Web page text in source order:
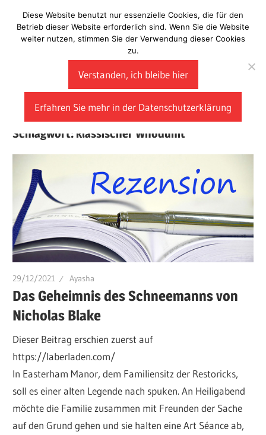
Inhalt
springen
Laberladen
Schlagwort: klassischer Whodunit
29/12/2021 Ayasha
Das Geheimnis des Schneemanns von
Nicholas Blake
Dieser Beitrag erschien zuerst auf
https://laberladen.com/
In Easterham Manor, dem Familiensitz der Restoricks,
soll es einer alten Legende nach spuken. An Heiligabend
möchte die Familie zusammen mit Freunden der Sache
auf den Grund gehen und sie halten eine Art Séance ab,
Diese Website benutzt nur essenzielle Cookies, die für den
Betrieb dieser Website erforderlich sind. Wenn Sie die Website
weiter nutzen, stimmen Sie der Verwendung dieser Cookies
zu.
Verstanden, ich bleibe hier
Erfahren Sie mehr in der Datenschutzerklärung